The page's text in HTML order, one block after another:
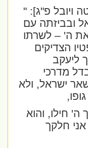
פ"ג]: "
ובביזתה עם
ה' – לשרתו
הצדיקים
מדרכי
ישראל, ולא
חילו, והוא
חלקך